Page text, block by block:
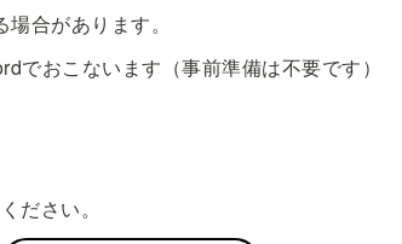
合があります。
でおこないます（事前準備は不要です）
ださい。